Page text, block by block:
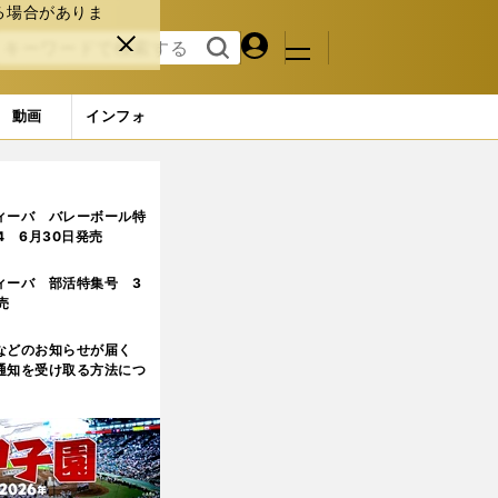
合がありま
閉じ
る
検索
る
マイペ
ジ
メニュ
動画 インフォ
ーバ バレーボール特
6月30日発売
ーバ 部活特集号 3
どのお知らせが届く
知を受け取る方法につ